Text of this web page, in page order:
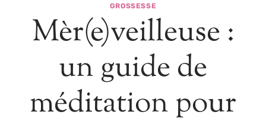
GROSSESSE
Mèr(e)veilleuse :
un guide de
méditation pour